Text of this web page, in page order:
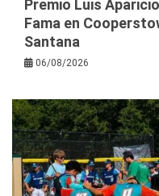
Premio Luis
Fama en
Santana
06/08/2026